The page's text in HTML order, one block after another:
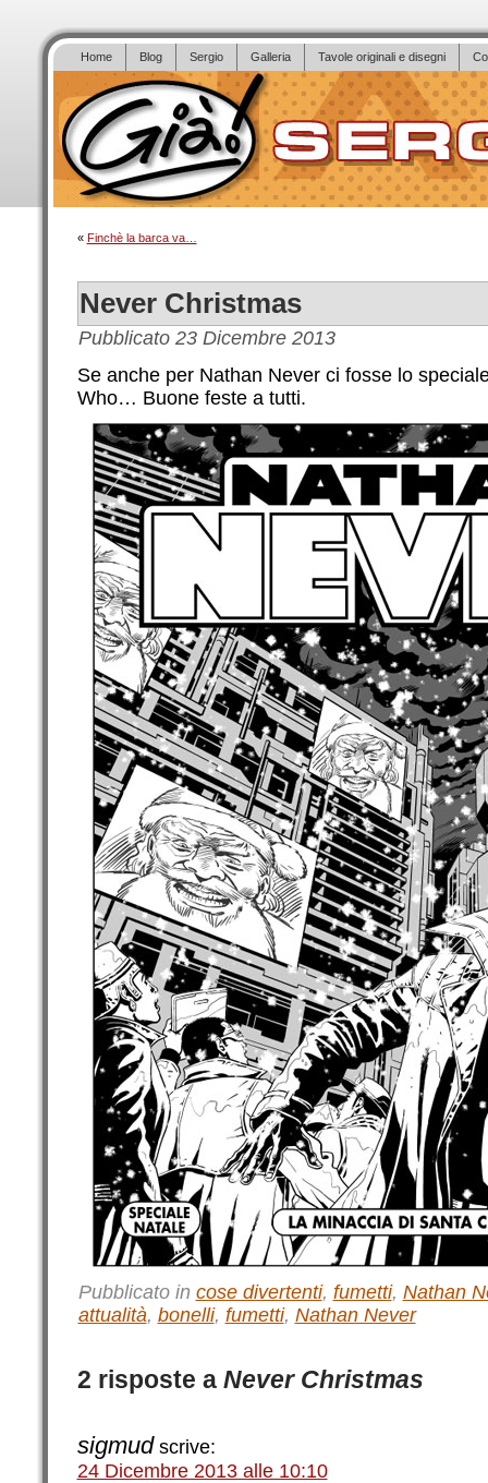
Home Blog Sergio Galleria Tavole originali e disegni
« Finchè la barca va…
Never Christmas
Pubblicato 23 Dicembre 2013
Se anche per Nathan Never ci fosse lo
Who… Buone feste a tutti.
Pubblicato in cose divertenti, fumetti, Nathan
attualità, bonelli, fumetti, Nathan Never
2 risposte a Never Christmas
sigmud scrive:
24 Dicembre 2013 alle 10:10